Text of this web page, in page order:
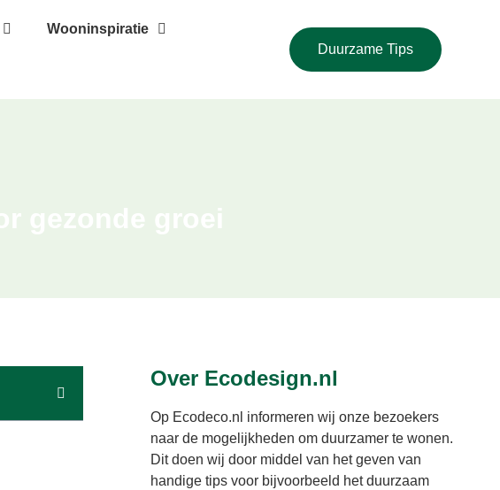
Wooninspiratie
Duurzame Tips
Over Ecodesign.nl
Op Ecodeco.nl informeren wij onze bezoekers
naar de mogelijkheden om duurzamer te wonen.
Dit doen wij door middel van het geven van
handige tips voor bijvoorbeeld het duurzaam